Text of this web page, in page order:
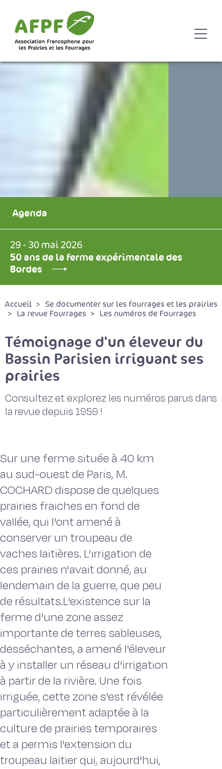
Agenda
29 - 30 mai 2026
50 ans de la ferme expérimentale des
Bordes
Accueil
Se documenter sur les fourrages et les prairies
La revue Fourrages
Les numéros de Fourrages
Témoignage d'un éleveur du
Bassin Parisien irriguant ses
prairies
Consultez et explorez les numéros parus dans
la revue depuis 1959 !
Sur une ferme située à 40 km
au sud-ouest de Paris, M.
COCHARD dispose de quelques
prairies fraiches en fond de
vallée, qui l'ont amené à
conserver un troupeau de
vaches laitières. L'irrigation de
ces prairies n'avait donné, au
lendemain de la guerre, que peu
de résultats.L'existence sur la
ferme d'une zone assez
importante de terres sableuses,
desséchantes, a amené l'éleveur
à y installer un réseau d'irrigation
à partir de la rivière. Une fois
irriguée, cette zone s'est révélée
particulièrement adaptée à la
culture de prairies temporaires
et a permis l'extension du
troupeau laitier qui, aujourd'hui,